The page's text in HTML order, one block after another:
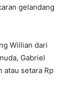
gelandang
Willian dari
Gabriel
atau setara Rp